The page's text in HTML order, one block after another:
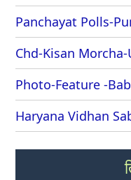
Panchayat Polls-
Chd-Kisan
Photo-Feature -
Haryana Vidhan